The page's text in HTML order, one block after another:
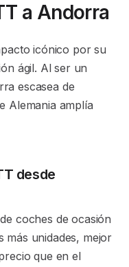
a Andorra
icónico por su
ágil. Al ser un
escasea de
Alemania amplía
desde
coches de ocasión
más unidades, mejor
que en el